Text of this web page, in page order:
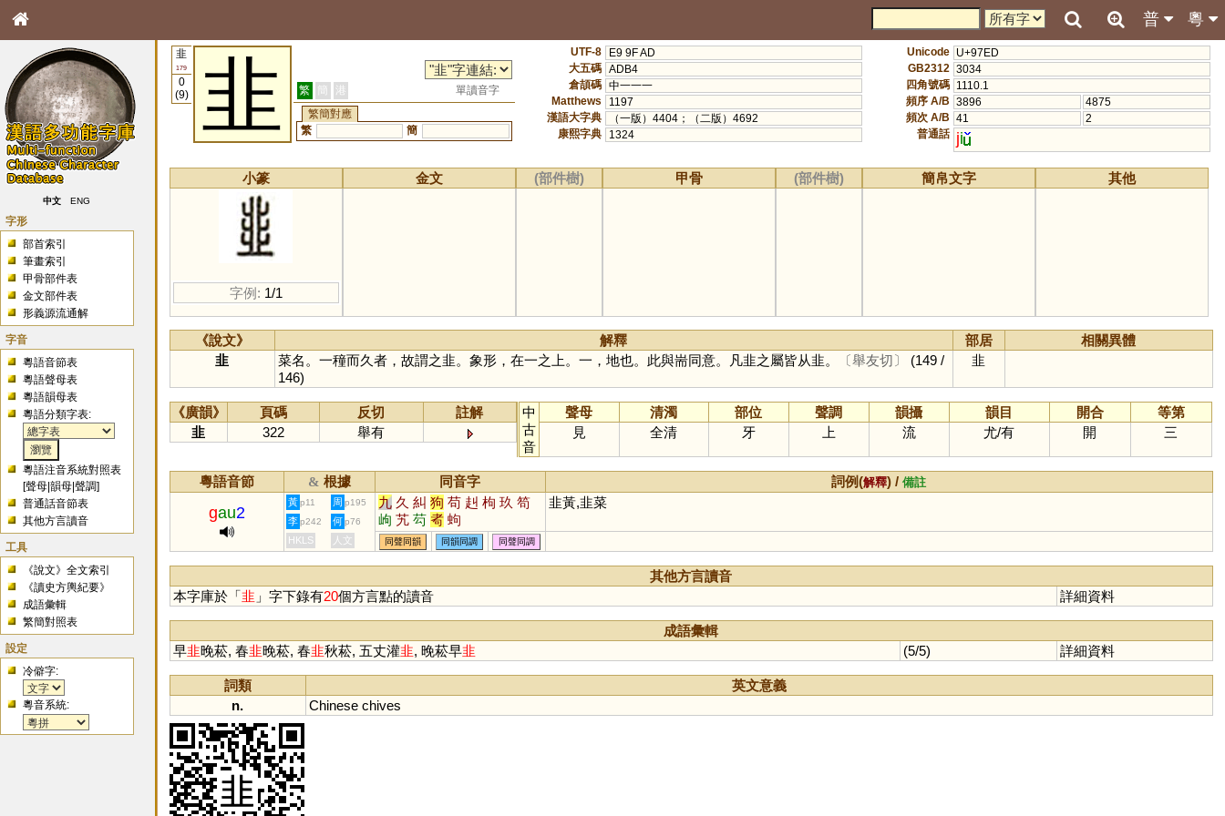
粵
普
中文 ENG
字形
部首索引
筆畫索引
甲骨部件表
金文部件表
形義源流通解
字音
粵語音節表
粵語聲母表
粵語韻母表
粵語分類字表:
粵語注音系統對照表
[聲母 |韻母 |聲調]
普通話音節表
其他方言讀音
工具
《說文》全文索引
《讀史方輿紀要》
成語彙輯
繁簡對照表
設定
冷僻字:
粵音系統:
韭
179
0
(9)
韭 繁 簡 港
單讀音字
繁簡對應
繁
簡
UTF-8
E9 9F AD
大五碼 ADB4
倉頡碼 中一一一
Matthews
1197
漢語大字典
（一版）4404；（二版）4692
康熙字典
1324
Unicode U+97ED
GB2312 3034
四角號碼 1110.1
頻序 A/B 3896
4875
頻次 A/B 41
2
普通話 ji
小篆
字例: 1/1
金文 (部件樹) 甲骨 (部件樹) 簡帛文字 其他
《說文》 解釋 部居
相關異體
韭
菜名。一穜而久者，故謂之韭。象形，在一之上。一，地也。此與耑同意。凡韭之屬皆从韭。 〔舉友切〕
(149 /
146)
韭
《廣韻》 頁碼 反切
註解
韭
322 舉有
中
古
音
聲母 清濁 部位 聲調 韻攝 韻目 開合
等第
見
全清 牙 上 流 尤/有 開 三
粵語音節 & 根據 同音字 詞例(解釋) /備註
gau2
黃 p11 周 p195 九 久 糾 狗 苟 赳 枸 玖 笱
岣 艽 芶 耇 蚼
韭黃,韭菜
李 p242 何 p76
HKLS 人文 同聲同韻 同韻同調 同聲同調
其他方言讀音
本字庫於「韭 」字下錄有20個方言點的讀音 詳細資料
成語彙輯
早韭晚菘, 春韭晚菘, 春韭秋菘, 五丈灌韭, 晚菘早韭 (5/5) 詳細資料
詞類
英文意義
n.
Chinese chives